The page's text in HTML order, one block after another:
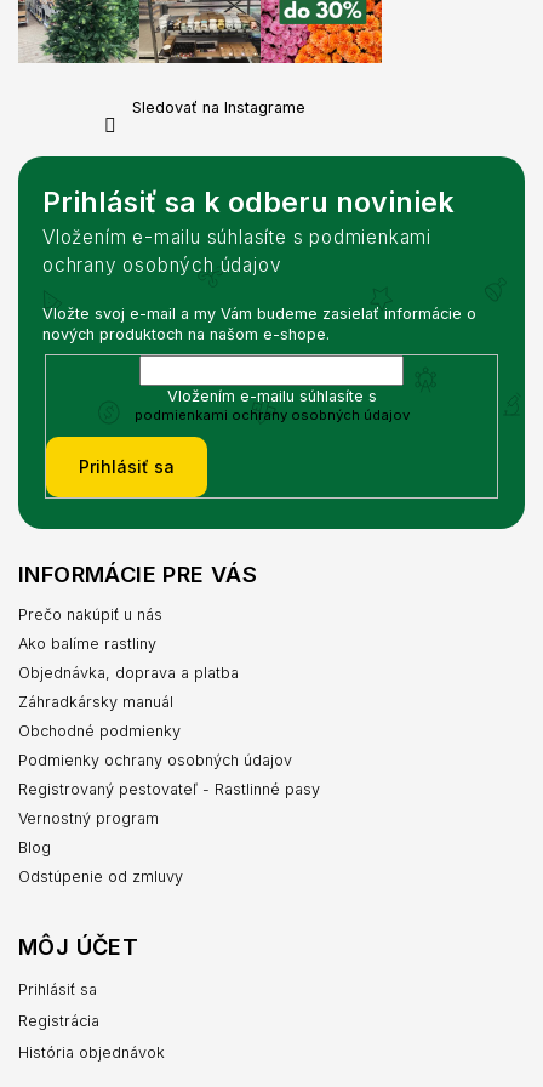
Sledovať na Instagrame
Prihlásiť sa k odberu noviniek
Vložením e-mailu súhlasíte s podmienkami
ochrany osobných údajov
Vložte svoj e-mail a my Vám budeme zasielať informácie o
nových produktoch na našom e-shope.
Vložením e-mailu súhlasíte s
podmienkami ochrany osobných údajov
Prihlásiť sa
INFORMÁCIE PRE VÁS
Prečo nakúpiť u nás
Ako balíme rastliny
Objednávka, doprava a platba
Záhradkársky manuál
Obchodné podmienky
Podmienky ochrany osobných údajov
Registrovaný pestovateľ - Rastlinné pasy
Vernostný program
Blog
Odstúpenie od zmluvy
MÔJ ÚČET
Prihlásiť sa
Registrácia
História objednávok